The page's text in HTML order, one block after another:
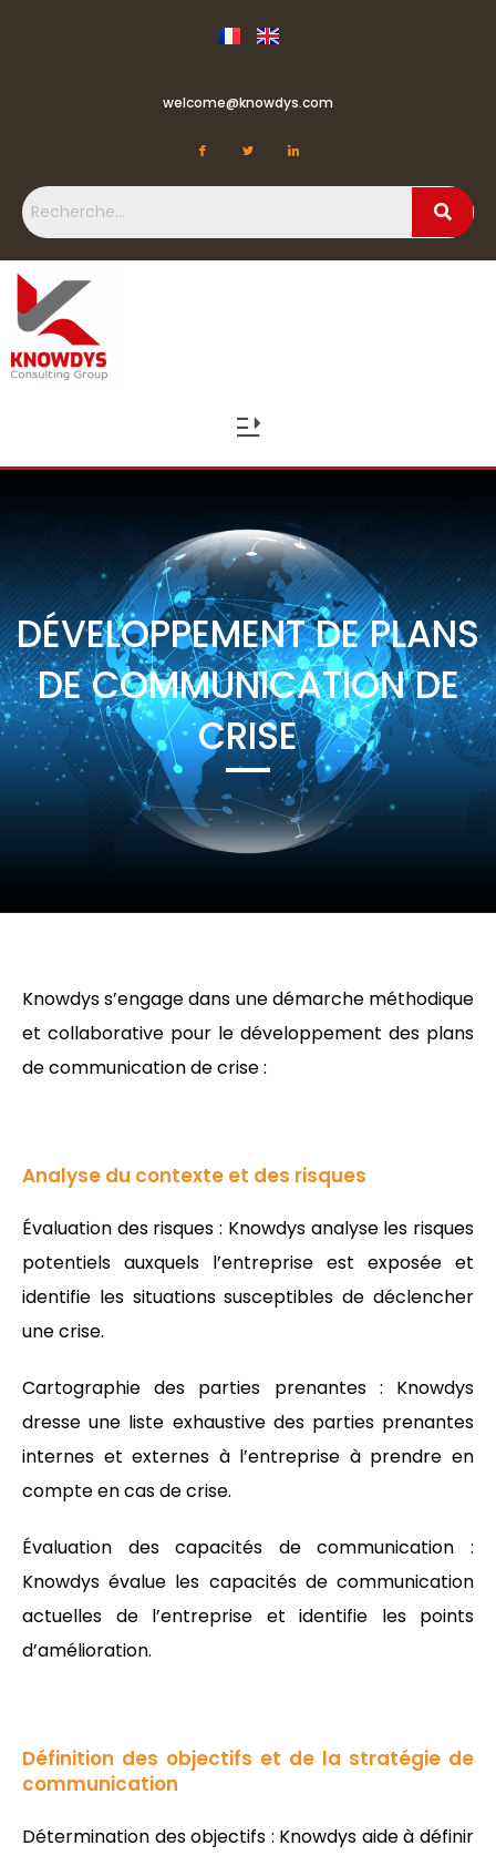
welcome@knowdys.com
DÉVELOPPEMENT DE PLANS
DE COMMUNICATION DE
CRISE
Knowdys s’engage dans une démarche méthodique
et collaborative pour le développement des plans
de communication de crise :
Analyse du contexte et des risques
Évaluation des risques : Knowdys analyse les risques
potentiels auxquels l’entreprise est exposée et
identifie les situations susceptibles de déclencher
une crise.
Cartographie des parties prenantes : Knowdys
dresse une liste exhaustive des parties prenantes
internes et externes à l’entreprise à prendre en
compte en cas de crise.
Évaluation des capacités de communication :
Knowdys évalue les capacités de communication
actuelles de l’entreprise et identifie les points
d’amélioration.
Définition des objectifs et de la stratégie de
communication
Détermination des objectifs : Knowdys aide à définir